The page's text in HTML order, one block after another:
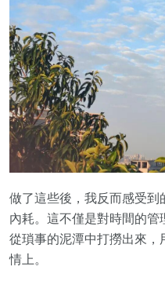
做了這些後，我反而感受
內耗。這不僅是對時間的
從瑣事的泥潭中打撈出來
情上。